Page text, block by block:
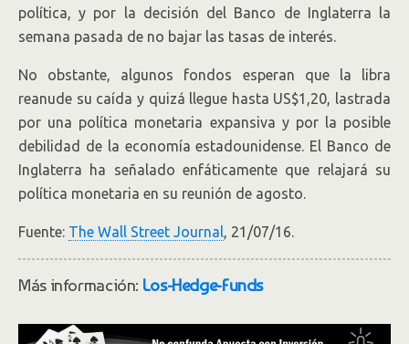
política, y por la decisión del Banco de Inglaterra la
semana pasada de no bajar las tasas de interés.
No obstante, algunos fondos esperan que la libra
reanude su caída y quizá llegue hasta US$1,20, lastrada
por una política monetaria expansiva y por la posible
debilidad de la economía estadounidense. El Banco de
Inglaterra ha señalado enfáticamente que relajará su
política monetaria en su reunión de agosto.
Fuente: The Wall Street Journal, 21/07/16.
Más información: Los-Hedge-Funds